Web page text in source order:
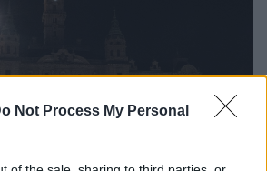
Not Process My Personal